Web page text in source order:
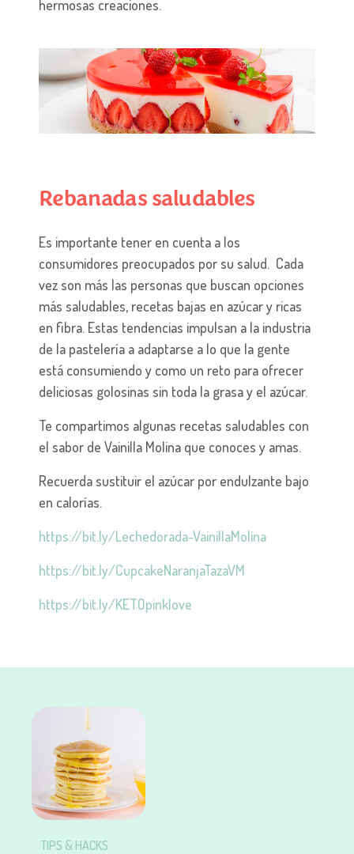
hermosas creaciones.
Rebanadas saludables
Es importante tener en cuenta a los
consumidores preocupados por su salud. Cada
vez son más las personas que buscan opciones
más saludables, recetas bajas en azúcar y ricas
en fibra. Estas tendencias impulsan a la industria
de la pastelería a adaptarse a lo que la gente
está consumiendo y como un reto para ofrecer
deliciosas golosinas sin toda la grasa y el azúcar.
Te compartimos algunas recetas saludables con
el sabor de Vainilla Molina que conoces y amas.
Recuerda sustituir el azúcar por endulzante bajo
en calorías.
https://bit.ly/Lechedorada-VainillaMolina
https://bit.ly/CupcakeNaranjaTazaVM
https://bit.ly/KETOpinklove
TIPS & HACKS